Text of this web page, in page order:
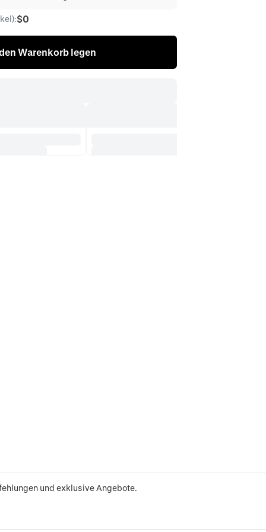
$0
Warenkorb legen
und exklusive Angebote.